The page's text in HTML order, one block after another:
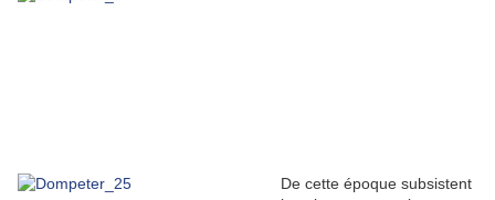
De cette époque subsistent